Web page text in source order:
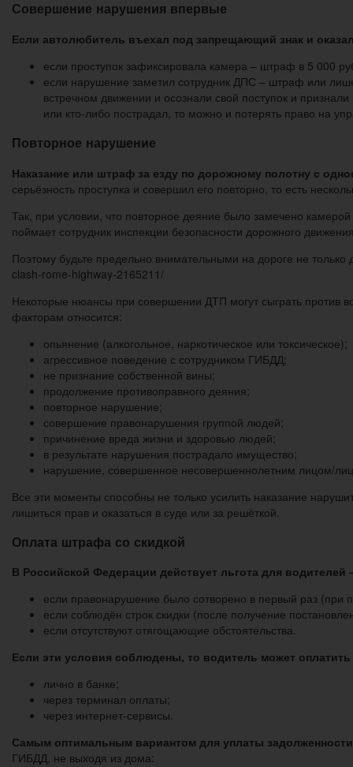
Совершение нарушения впервые
Если автолюбитель въехал под запрещающий знак и
если проступок зафиксировала камера – штраф в 5 000
если нарушение заметил сотрудник ДПС – штраф или
встречном движении и осознали свой поступок и
или кто-либо пострадал, то можно и потерять право на
Повторное нарушение
Наказание или штраф за езду по дорожному полотну с
серьёзность проступка и совершил его повторно, то есть
Так, при условии, что повторное деяние было замечено
поймает сотрудник инспекции безопасности дорожного
Поэтому будьте предельно внимательными на дороге не
clash-rome-highway-2165211/
Некоторые нюансы при совершении ДТП могут сыграть против
факторам относится:
опьянение (алкогольное, наркотическое или токсическое);
агрессивное поведение с сотрудником ГИБДД;
не признание собственной вины;
продолжение противоправного деяния;
повторное нарушение;
совершение правонарушения группой людей;
причинение вреда жизни и здоровью людей;
в результате нарушения пострадало имущество;
нарушение, совершенное несовершеннолетним лицом/
Все эти моменты способны не только усилить наказание
лишиться прав и оказаться в суде или за решёткой.
Оплата штрафа со скидкой
В Российской Федерации действует льгота для
если правонарушение было сотворено в первый раз
если соблюдён строк скидки (после получение
если отсутствуют отягощающие обстоятельства.
Если эти условия соблюдены, то водитель может
лично в банке;
через терминал оплаты;
через интернет-сервисы.
Самым оптимальным вариантом для уплаты
ГИБДД, не выходя из дома: